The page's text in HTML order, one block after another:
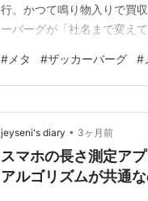
行。かつて鳴り物入りで買
ーバーグが「社名まで変え
これは本当に彼らの「敗北
の衰退などではなく、世界
# メタ #ザッカーバーグ #
jeyseni's diary • 3ヶ月前
スマホの長さ測定ア
アルゴリズムが共通